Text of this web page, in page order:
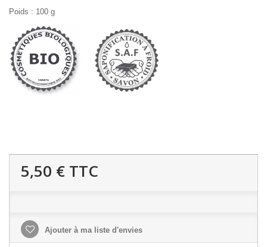
Poids : 100 g
5,50 € TTC
Ajouter à ma liste d'envies